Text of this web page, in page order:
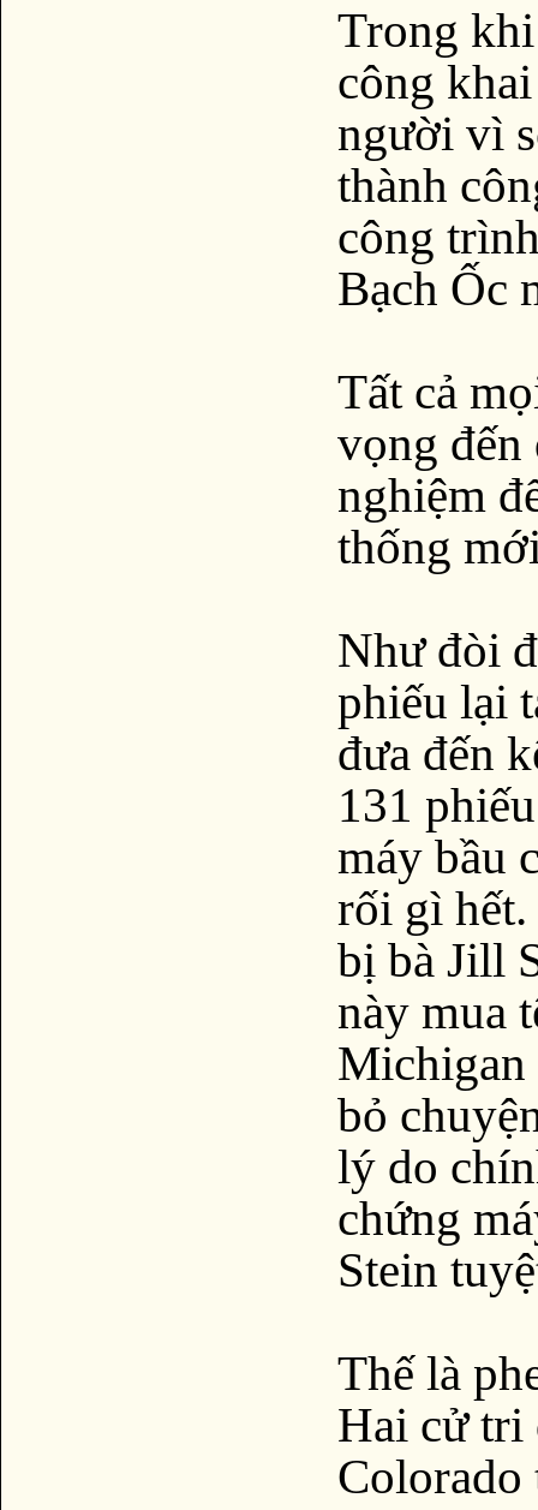
Trong
công
người vì
thành
công
Bạch Ốc
Tất cả
vọng đến
nghiệm
thống
Như đòi
phiếu lại
đưa đến
131
máy bầu
rối gì
bị bà Jill
này mua
Michigan
bỏ
lý do
chứng
Stein
Thế là
Hai cử tri
Colorado